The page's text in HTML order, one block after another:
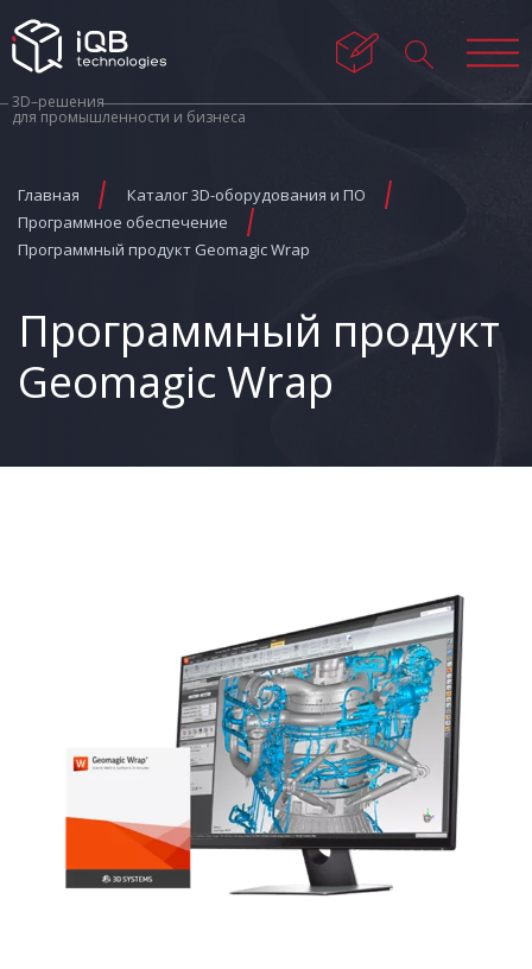
3D–решения
для промышленности и бизнеса
Главная
Каталог 3D-оборудования и ПО
Программное обеспечение
Программный продукт Geomagic Wrap
Программный продукт
Geomagic Wrap